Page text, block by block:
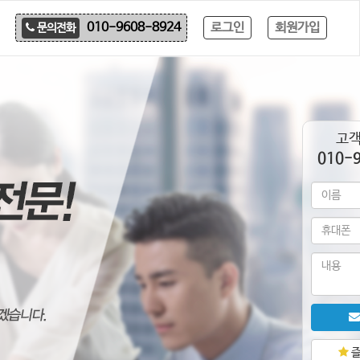
로그인 회원가입
문의전화 010-9608-8924
고
010-